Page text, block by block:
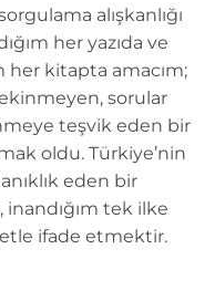
alışkanlığı
her yazıda ve
her kitapta amacım;
sorular
teşvik eden bir
oldu. Türkiye’nin
eden bir
inandığım tek ilke
ifade etmektir.